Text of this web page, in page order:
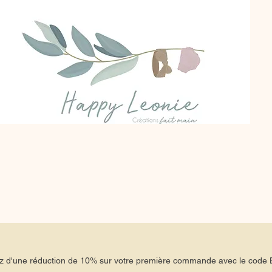
d'une réduction de 10% sur votre première commande avec le code